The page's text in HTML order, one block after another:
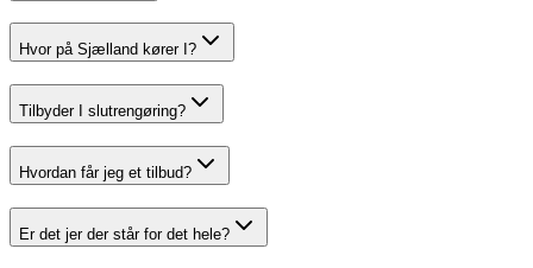
Hvor på Sjælland kører I?
Tilbyder I slutrengøring?
Hvordan får jeg et tilbud?
Er det jer der står for det hele?